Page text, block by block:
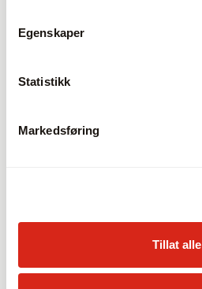
Egenskaper
Statistikk
Markedsføring
Tillat alle
nøyaktig måling i hull og spor.
Produkter